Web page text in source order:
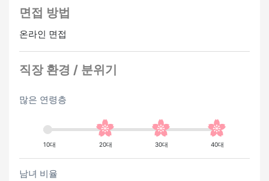
면접 방법
온라인 면접
직장 환경 / 분위기
많은 연령층
10대 20대 30대 40대
남녀 비율